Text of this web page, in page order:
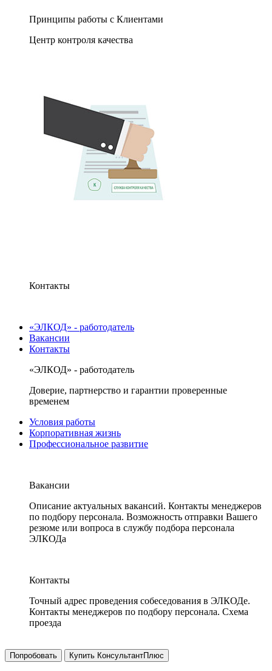
Принципы работы с Клиентами
Центр контроля качества
Контакты
«ЭЛКОД» - работодатель
Вакансии
Контакты
«ЭЛКОД» - работодатель
Доверие, партнерство и гарантии проверенные
временем
Условия работы
Корпоративная жизнь
Профессиональное развитие
Вакансии
Описание актуальных вакансий. Контакты менеджеров
по подбору персонала. Возможность отправки Вашего
резюме или вопроса в службу подбора персонала
ЭЛКОДа
Контакты
Точный адрес проведения собеседования в ЭЛКОДе.
Контакты менеджеров по подбору персонала. Схема
проезда
Попробовать Купить КонсультантПлюс